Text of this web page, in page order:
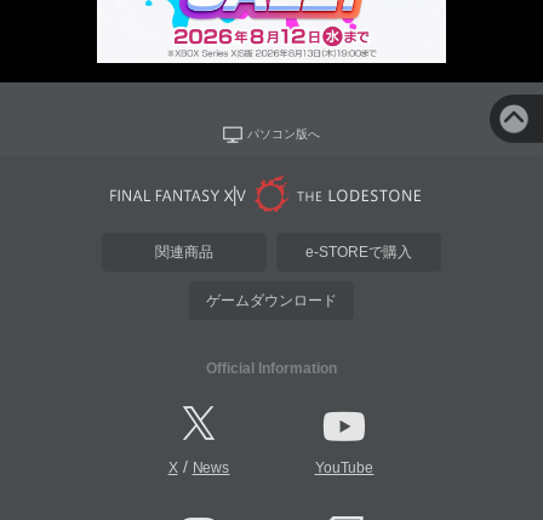
パソコン版へ
関連商品 e-STOREで購入
ゲームダウンロード
Official Information
X/ News YouTube